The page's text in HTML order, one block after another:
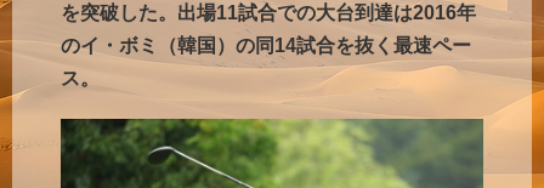
を突破した。出場11試合での大台到達は2016年
のイ・ボミ（韓国）の同14試合を抜く最速ペー
ス。